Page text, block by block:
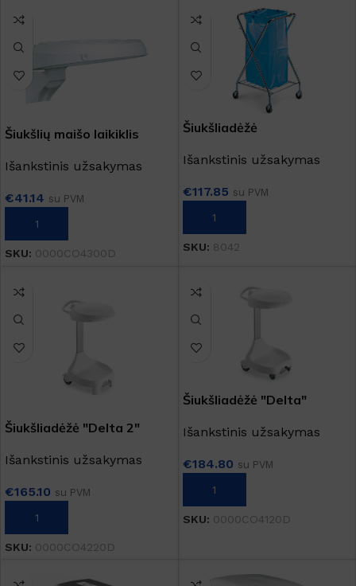
Šiukšlių maišo laikiklis
Išankstinis užsakymas
€41.14 su PVM
Į KREPŠELĮ
SKU: 0000CO4300D
Šiukšliadėžė
Išankstinis užsakymas
€117.85 su PVM
Į KREPŠELĮ
SKU: 8042
Šiukšliadėžė "Delta 2"
Išankstinis užsakymas
€165.10 su PVM
PASIRINKTI SAVYBES
SKU: 0000CO4220D
Šiukšliadėžė "Delta"
Išankstinis užsakymas
€184.80 su PVM
PASIRINKTI SAVYBES
SKU: 0000CO4120D